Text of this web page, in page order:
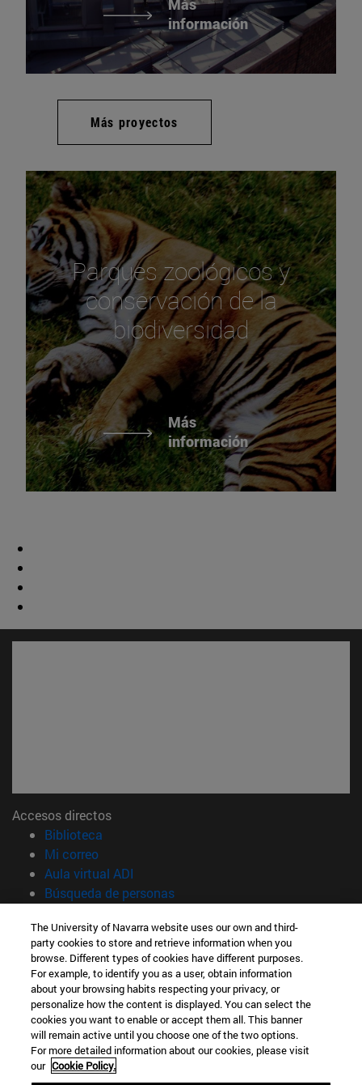
información
Más proyectos
Parques zoológicos y
conservación de la
biodiversidad
Más
información
Accesos directos
Biblioteca
Mi correo(abre en nueva ventana)
Aula virtual ADI
Búsqueda de personas(abre en nueva ventana)
Información
TFNO +34 948 42 56 14
¿QUÉ GRADO TE INTERESA?
¿QUÉ MÁSTER TE INTERESA?
© Universidad de Navarra
Información legal
Accesibilidad
The University of Navarra website uses our own and third-
party cookies to store and retrieve information when you
browse. Different types of cookies have different purposes.
For example, to identify you as a user, obtain information
about your browsing habits respecting your privacy, or
personalize how the content is displayed. You can select the
cookies you want to enable or accept them all. This banner
will remain active until you choose one of the two options.
For more detailed information about our cookies, please visit
our Cookie Policy.